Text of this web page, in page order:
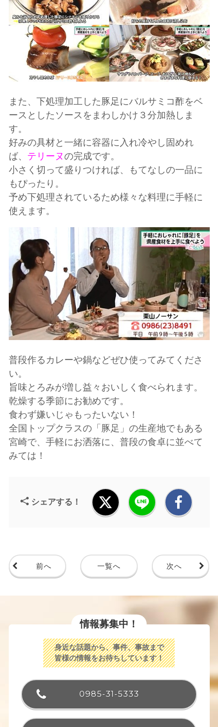
また、下処理加工した豚足にバルサミコ酢をベ
ースとしたソースをまわしかけ３分加熱しま
す。
好みの具材と一緒に容器に入れ冷やし固めれ
ば、 テリーヌの完成です。
小さく切って盛りつければ、もてなしの一品に
もぴったり。
予め下処理されているため様々な料理に手軽に
使えます。
普段作るカレーや鍋などぜひ使ってみてくださ
い。
旨味とろみが増し益々おいしく食べられます。
乾燥する季節にお勧めです。
食わず嫌いじゃもったいない！
全国トップクラスの「豚足」の生産地でもある
宮崎で、手軽にお洒落に、普段の食卓に並べて
みては！
シェアする！
前へ 一覧へ 次へ
情報募集中！
身近な話題から、事件、事故まで
皆様の情報をお待ちしています！
0985-31-5333